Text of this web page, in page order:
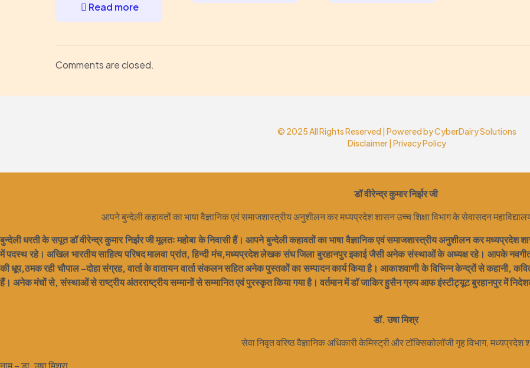
Read more
Comments are closed.
© 2025 All Rights Reserved | Powered byCyberDairy Solutions
Disclaimer| Privacy Policy
डॉ वीरेन्द्र कुमार निर्झर जी
आपने बुन्देली कहावतों का भाषा वैज्ञानिक एवं समाजशास्त्रीय अनुशीलन कर मध्यप्रदेश शासन उच्च शिक्षा विभाग के सेवासदन
बुन्देली धरती के सपूत डॉ वीरेन्द्र कुमार निर्झर जी मूलतः महोबा के निवासी हैं। आपने बुन्देली कहावतों का भाषा वैज्ञानिक एवं समाजशास्त्रीय अनुशीलन कर मध्यप्रदेश
में पदस्थ रहे। अखिल भारतीय साहित्य परिषद मालवा प्रांत, हिन्दी मंच,मध्यप्रदेश लेखक संघ जिला बुरहानपुर इकाई जैसी अनेक संस्थाओं के अध्यक्ष रहे। आपके
की धूप,ठमक रही चौपाल -दोहा संग्रह, वार्ता के वातायन वार्ता संकलन सहित अनेक पुस्तकों का सम्पादन कार्य किया है। आकाशवाणी के विभिन्न केन्द्रों से कहानी,
हैं। अनेक मंचों से, संस्थाओं से राष्ट्रीय अंतरराष्ट्रीय सम्मानों से सम्मानित एवं पुरस्कृत किया गया है। वर्तमान में डॉ जाकिर हुसैन ग्रुप आफ इंस्टीट्यूट बुरहानपुर में
डॉ. उषा मिश्र
सेवा निवृत वरिष्ठ वैज्ञानिक अधिकारी केमिस्ट्री और टॉक्सिकोलॉजी गृह विभाग, मध्यप्रदेश
नाम – डा. उषा मिश्रा